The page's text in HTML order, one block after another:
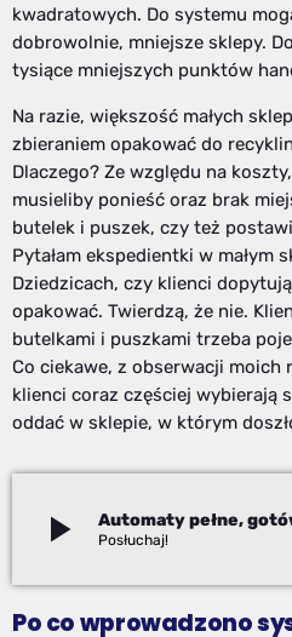
kwadratowych. Do systemu
dobrowolnie, mniejsze sklepy.
tysiące mniejszych punktów
Na razie, większość małych
zbieraniem opakować do
Dlaczego? Ze względu na
musieliby ponieść oraz brak
butelek i puszek, czy też
Pytałam ekspedientki w małym
Dziedzicach, czy klienci
opakować. Twierdzą, że nie.
butelkami i puszkami trzeba
Co ciekawe, z obserwacji moich
klienci coraz częściej wybierają
oddać w sklepie, w którym
play_arrow
Po co wprowadzono